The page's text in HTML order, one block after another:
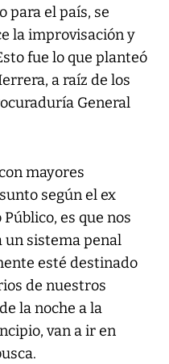
para el país, se
la improvisación y
fue lo que planteó
a raíz de los
General
mayores
según el ex
es que nos
un sistema penal
esté destinado
de nuestros
la noche a la
van a ir en